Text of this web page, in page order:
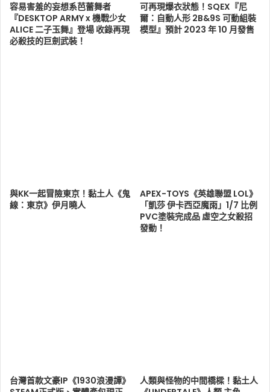
容易害羞的妄想系芭蕾舞者
『DESKTOP ARMY x 機戰少女
ALICE 二子玉舞』登場 收錄再現
必殺技的巨劍武裝！
可再現爆衣狀態！SQEX『尼
爾：自動人形 2B&9S 可動組裝
模型』預計 2023 年 10 月發售
與KK一起冒險東京！黏土人《鬼
線：東京》伊月曉人
APEX-TOYS《英雄聯盟 LOL》
「凱莎 伊卡西亞魔雨」1/7 比例
PVC塗裝完成品 虛空之女殺招
發動！
台灣首款文豪IP《1930浪漫譚》
人類與怪物的中間橋樑！黏土人